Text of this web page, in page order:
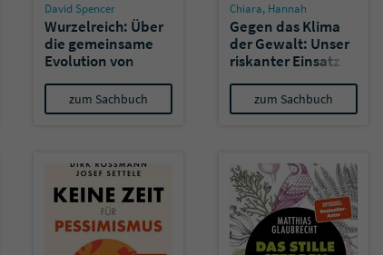
David Spencer
Wurzelreich: Über
die gemeinsame
Evolution von
Mensch
zum Sachbuch
Chiara, Hannah
Gegen das Klima
der Gewalt: Unser
riskanter Einsatz
und Aktivismus für
eine lebenswerte
zum Sachbuch